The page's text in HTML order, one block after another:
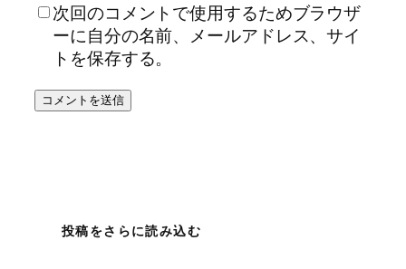
次回のコメントで使用するためブラウザ
ーに自分の名前、メールアドレス、サイ
トを保存する。
投稿をさらに読み込む